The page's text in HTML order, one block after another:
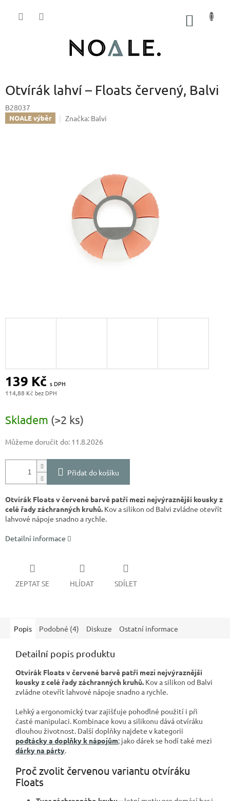
Otvírák lahví – Floats červený, Balvi
B28037
NOALE výběr Značka: Balvi
139 Kč
114,88 Kč
cena:
Skladem (>2 ks)
Můžeme doručit do: 11.8.2026
Přidat do košíku
Otvírák Floats v červené barvě patří mezi nejvýraznější kousky z
celé řady záchranných kruhů. Kov a silikon od Balvi zvládne otevřít
lahvové nápoje snadno a rychle.
Detailní informace
ZEPTAT SE HLÍDAT SDÍLET
Popis Podobné (4) Diskuze Ostatní informace
Detailní popis produktu
Otvírák Floats v červené barvě patří mezi nejvýraznější
kousky z celé řady záchranných kruhů. Kov a silikon od Balvi
zvládne otevřít lahvové nápoje snadno a rychle.
Lehký a ergonomický tvar zajišťuje pohodlné použití i při
časté manipulaci. Kombinace kovu a silikonu dává otvíráku
dlouhou životnost. Další doplňky najdete v kategorii
podtácky a doplňky k nápojům; jako dárek se hodí také mezi
dárky na párty.
Proč zvolit červenou variantu otvíráku
Floats